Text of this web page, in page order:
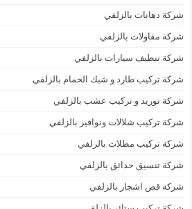
شركة دهانات بالزلفي
شركة مقاولات بالزلفي
شركة تنظيف سيارات بالزلفي
شركة تركيب طارد و شبك الحمام بالزلفي
شركة توريد و تركيب عشب بالزلفي
شركة تركيب شلالات ونوافير بالزلفي
شركة تركيب مظلات بالزلفي
شركة تنسيق حدائق بالزلفي
شركة قص اشجار بالزلفي